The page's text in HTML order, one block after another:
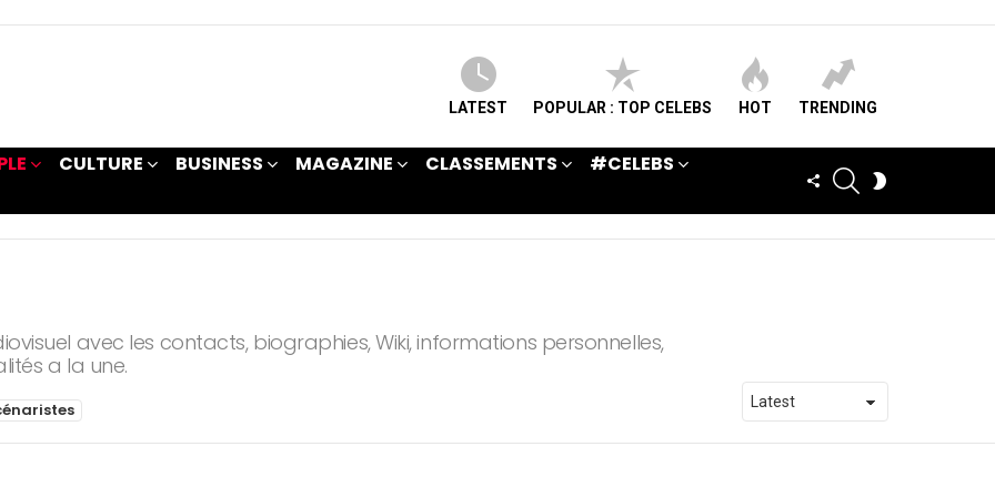
LATEST POPULAR : TOP CELEBS HOT TRENDING
CULTURE BUSINESS MAGAZINE CLASSEMENTS
#CELEBS
FOLLOWSEARCH
avec les contacts, biographies, Wiki, informations personnelles,
a la une.